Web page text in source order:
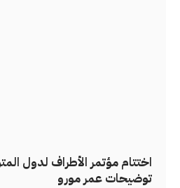
اختتام مؤتمر الأطراف لدول
توضيحات عمر مورو